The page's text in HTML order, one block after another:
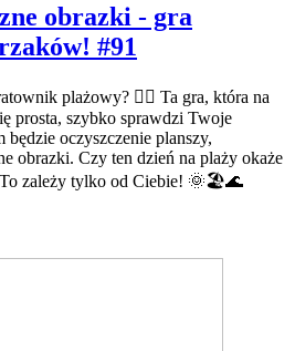
obrazki - gra
#91
plażowy? 🏄‍♂️ Ta gra, która na
prosta, szybko sprawdzi Twoje
oczyszczenie planszy,
obrazki. Czy ten dzień na plaży okaże
To zależy tylko od Ciebie! 🌞🏖️🌊